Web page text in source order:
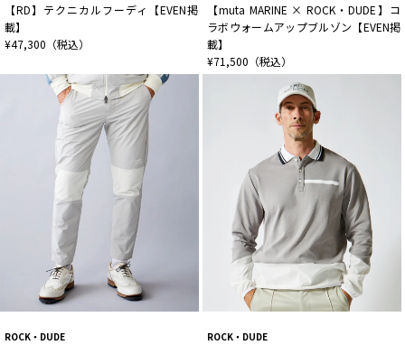
【RD】テクニカルフーディ【EVEN掲
載】
¥47,300（税込）
【muta MARINE × ROCK・DUDE】コ
ラボウォームアップブルゾン【EVEN掲
載】
¥71,500（税込）
ROCK・DUDE ROCK・DUDE